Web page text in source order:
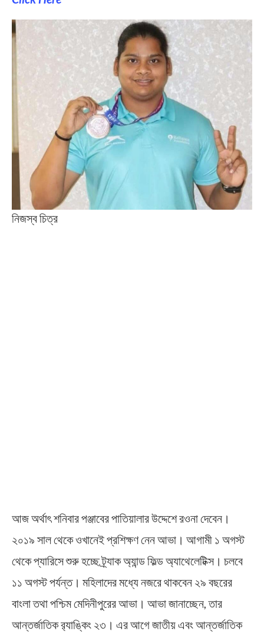
নিজস্ব চিত্র
আজ অর্থাৎ শনিবার পঞ্জাবের পাতিয়ালার উদ্দেশে রওনা দেবেন।
২০১৯ সাল থেকে ওখানেই প্রশিক্ষণ নেন আভা। আগামী ১ অগস্ট
থেকে প্যারিসে শুরু হচ্ছে ট্র্যাক অ্যান্ড ফিল্ড অ্যাথেলেটিক্স। চলবে
১১ অগস্ট পর্যন্ত। মহিলাদের মধ্যে নজরে থাকবেন ২৯ বছরের
বাংলা তথা পশ্চিম মেদিনীপুরের আভা। আভা জানাচ্ছেন, তার
আন্তর্জাতিক র‌্যাঙ্কিং ২৩। এর আগে জাতীয় এবং আন্তর্জাতিক